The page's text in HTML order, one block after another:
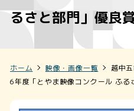
るさと部門」優良
ホーム 映像・画像一覧
越中
6年度「とやま映像コンクール ふる